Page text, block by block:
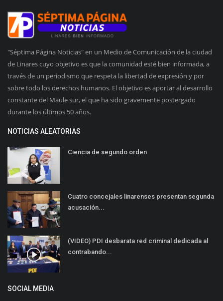
"Séptima Página Noticias" en un Medio de Comunicación de la ciudad
de Linares cuyo objetivo es que la comunidad esté bien informada, a
través de un periodismo que respeta la libertad de expresión y por
sobre todo los derechos humanos. El objetivo es aportar al desarrollo
constante del Maule sur, el que ha sido gravemente postergado
durante los últimos 50 años.
NOTICIAS ALEATORIAS
Ciencia de segundo orden
Cuatro concejales linarenses presentan segunda
acusación...
(VIDEO) PDI desbarata red criminal dedicada al
contrabando...
SOCIAL MEDIA